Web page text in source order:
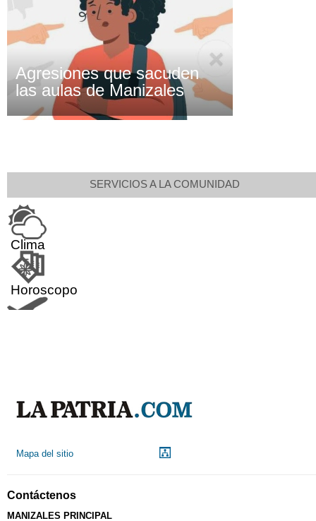
Agresiones que sacuden
las aulas de Manizales
SERVICIOS A LA COMUNIDAD
Clima
Horoscopo
Calendario Tributario
Mapa del sitio
Contáctenos
MANIZALES PRINCIPAL